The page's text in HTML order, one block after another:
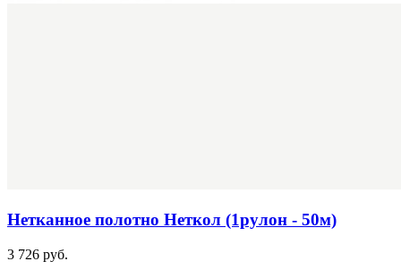
Нетканное полотно Неткол (1рулон - 50м)
3 726 руб.